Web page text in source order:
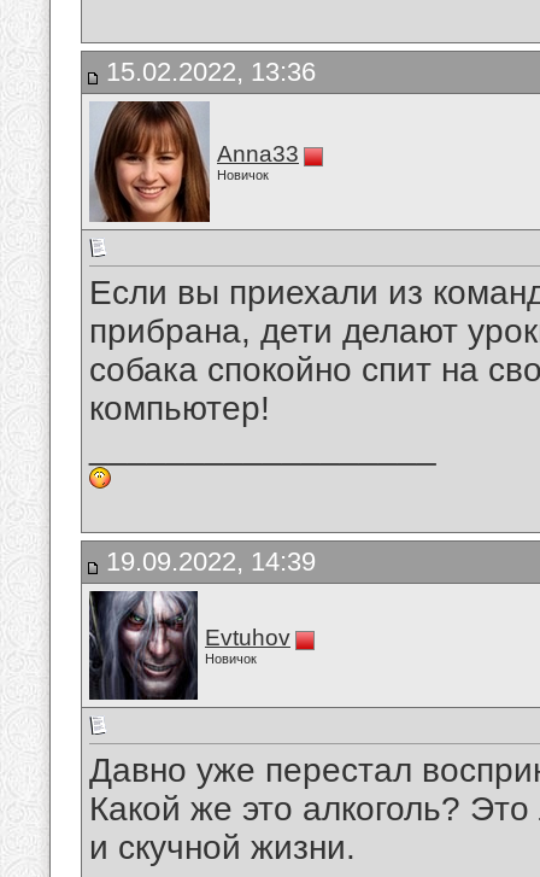
15.02.2022, 13:36
Anna33
Новичок
Если вы приехали из
прибрана, дети делают
собака спокойно спит на
компьютер!
19.09.2022, 14:39
Evtuhov
Новичок
Давно уже перестал
Какой же это алкоголь?
и скучной жизни.